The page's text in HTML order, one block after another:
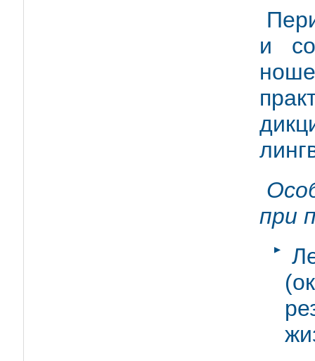
и
при